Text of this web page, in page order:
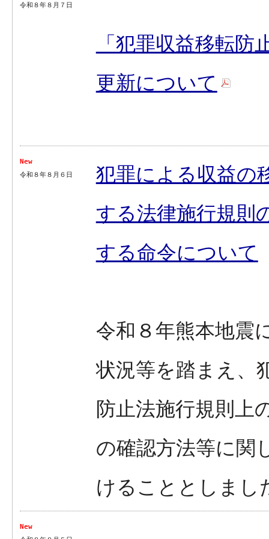
令和８年８月７日
「犯罪収益移転防
更新について
New
令和８年８月６日
犯罪による収益の
する法律施行規則
する命令について
令和８年熊本地震
状況等を踏まえ、
防止法施行規則上
の確認方法等に関
けることとしまし
New